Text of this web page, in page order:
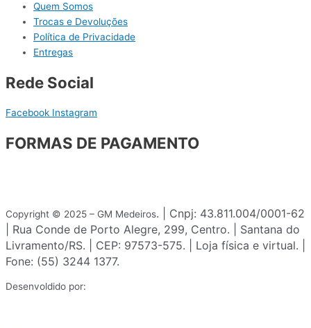
Quem Somos
Trocas e Devoluções
Política de Privacidade
Entregas
Rede Social
Facebook Instagram
FORMAS DE PAGAMENTO
Copyright © 2025 – GM Medeiros. | Cnpj: 43.811.004/0001-62
| Rua Conde de Porto Alegre, 299, Centro. | Santana do
Livramento/RS. | CEP: 97573-575. | Loja física e virtual. |
Fone: (55) 3244 1377.
Desenvoldido por: